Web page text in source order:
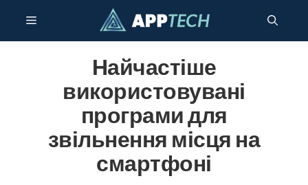
контенту
Меню
Найчастіше
використовувані
програми для
звільнення місця на
смартфоні